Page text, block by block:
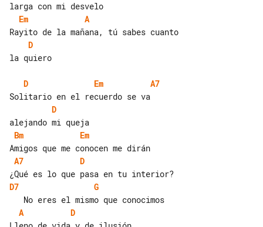
Em
A
D
la quiero
D Em
A7
D
Bm
Em
A7
D
D7
G
A
D